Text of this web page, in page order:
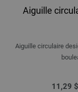
Aiguille
Aiguille circulaire
11,29 $